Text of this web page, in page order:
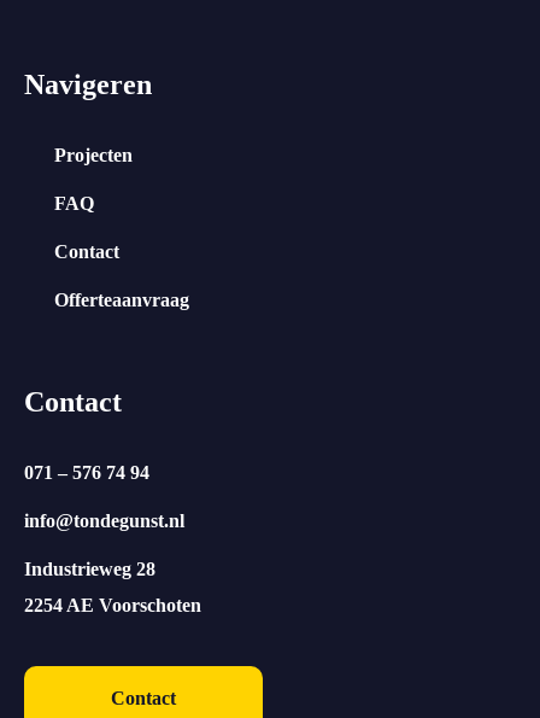
Navigeren
Projecten
FAQ
Contact
Offerteaanvraag
Contact
071 – 576 74 94
info@tondegunst.nl
Industrieweg 28
2254 AE Voorschoten
Contact